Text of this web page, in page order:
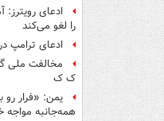
ادعای رویترز:
را لغو می‌کند
ادعای ترامپ
مخالفت ملی
ک ک
یمن: «فرار رو
همه‌جانبه‌ مواجه